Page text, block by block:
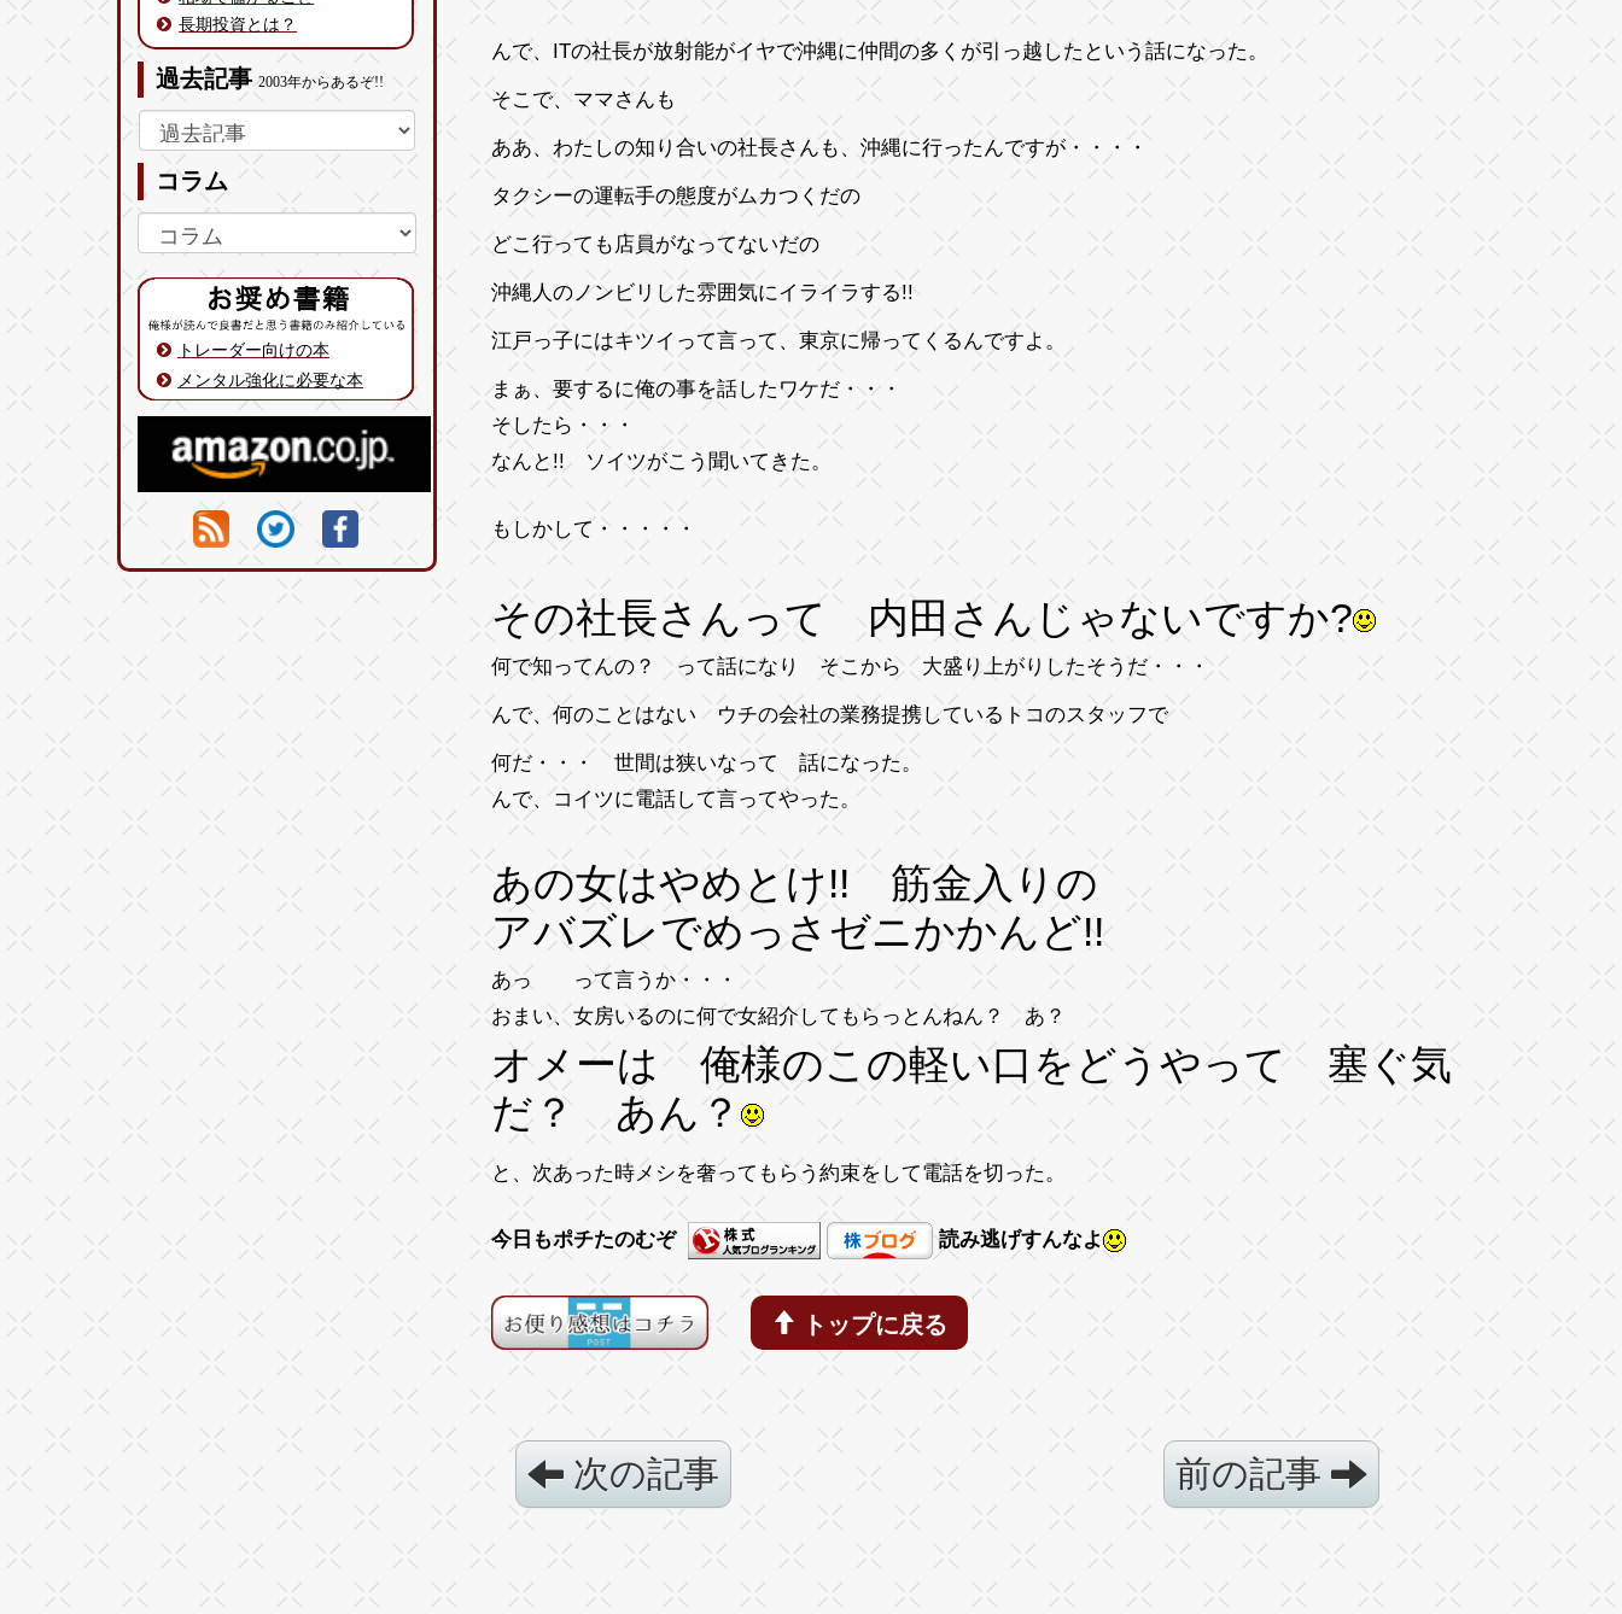
長期投資とは？
過去記事2003年からあるぞ!!
コラム
トレーダー向けの本
メンタル強化に必要な本
んで、ITの社長が放射能がイヤで沖縄に仲間の多くが引っ越したという話になった。
そこで、ママさんも
ああ、わたしの知り合いの社長さんも、沖縄に行ったんですが・・・・
タクシーの運転手の態度がムカつくだの
どこ行っても店員がなってないだの
沖縄人のノンビリした雰囲気にイライラする!!
江戸っ子にはキツイって言って、東京に帰ってくるんですよ。
まぁ、要するに俺の事を話したワケだ・・・
そしたら・・・
なんと!! ソイツがこう聞いてきた。
もしかして・・・・・
その社長さんって 内田さんじゃないですか?
何で知ってんの？ って話になり そこから 大盛り上がりしたそうだ・・・
んで、何のことはない ウチの会社の業務提携しているトコのスタッフで
何だ・・・ 世間は狭いなって 話になった。
んで、コイツに電話して言ってやった。
あの女はやめとけ!! 筋金入りの
アバズレでめっさゼニかかんど!!
あっ って言うか・・・
おまい、女房いるのに何で女紹介してもらっとんねん？ あ？
オメーは 俺様のこの軽い口をどうやって 塞ぐ気
だ？ あん？
と、次あった時メシを奢ってもらう約束をして電話を切った。
今日もポチたのむぞ 読み逃げすんなよ
トップに戻る
次の記事 前の記事